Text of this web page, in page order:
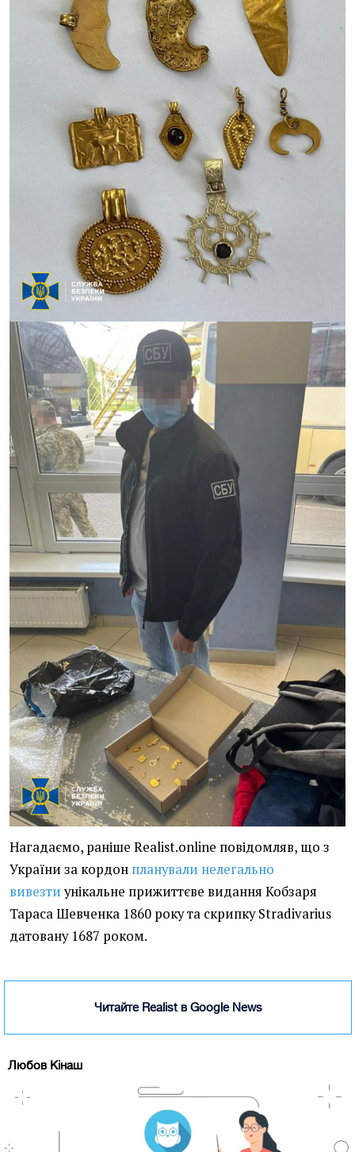
Нагадаємо, раніше Realist.online повідомляв, що з
України за кордон планували нелегально
вивезтиунікальне прижиттєве видання Кобзаря
Тараса Шевченка 1860 року та скрипку Stradivarius
датовану 1687 роком.
Читайте Realist в Google News
Любов Кінаш